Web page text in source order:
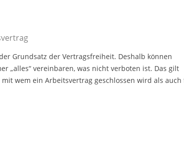
Grundsatz der Vertragsfreiheit. Deshalb können
„alles“ vereinbaren, was nicht verboten ist. Das gilt
wem ein Arbeitsvertrag geschlossen wird als